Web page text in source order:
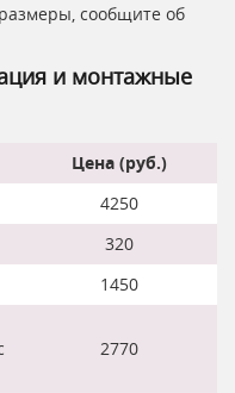
сообщите об
и монтажные
Цена (руб.)
4250
320
1450
2770